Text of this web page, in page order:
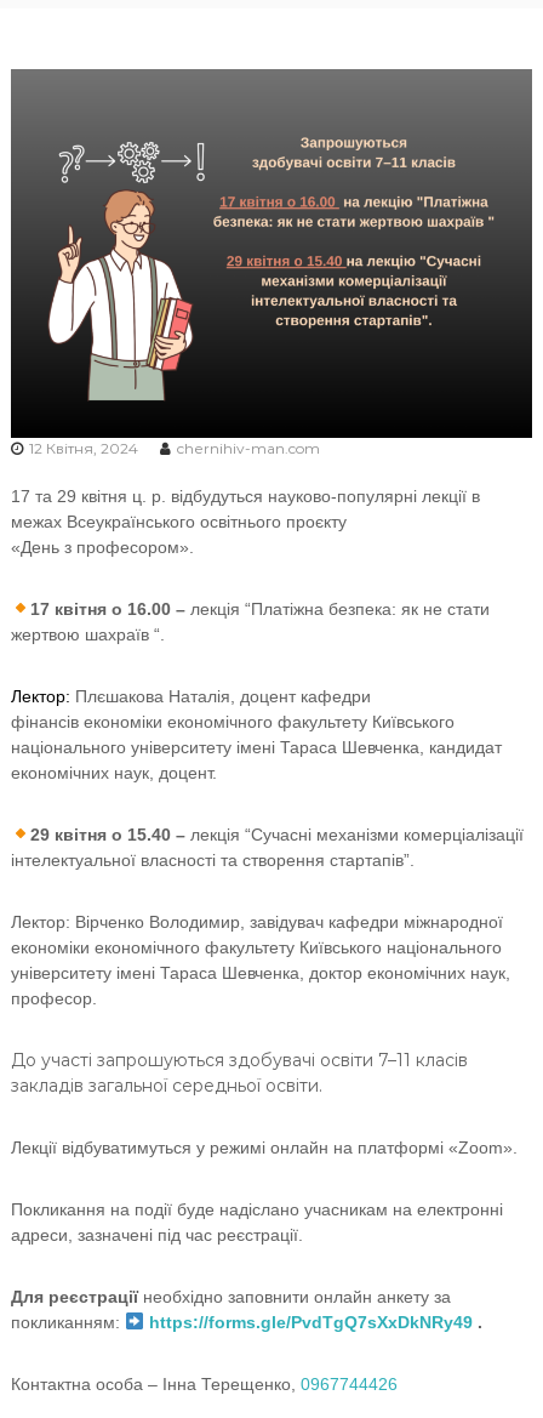
С
Ь
К
О
Ї
М
О
Л
О
Д
І
12 Квітня, 2024 chernihiv-man.com
17 та 29 квітня ц. р. відбудуться науково-популярні лекції в
межах Всеукраїнського освітнього проєкту
«Деньз професором»
17 квітня о 16.00 – лекція “Платіжна безпека: як не стати
жертвою шахраїв “.
Лектор: Плєшакова Наталія, доцент кафедри
фінансів економіки економічного факультету Київського
національного університету імені Тараса Шевченка, кандидат
економічних наук, доцент.
29 квітняо 15.40 –лекція “Сучасні механізми комерціалізації
інтелектуальної власності та створення стартапів”.
Лектор: Вірченко Володимир, завідувач кафедри міжнародної
економіки економічного факультету Київського національного
університету імені Тараса Шевченка, доктор економічних наук,
професор.
До участі запрошуються здобувачі освіти 7–11 класів
закладів загальної середньої освіти.
Лекції відбуватимуться у режимі онлайн на платформі «Zoom».
Покликання на події буде надіслано учасникам на електронні
адреси, зазначені під час реєстрації.
Для реєстраціїнеобхідно заповнити онлайн анкету за
покликанням:
https://forms.gle/PvdTgQ7sXxDkNRy49.
Контактна особа – Інна Терещенко, 0967744426